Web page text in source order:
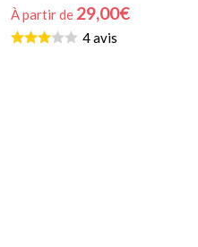
À partir de 29,00€
Choix Du Programme
4 avis